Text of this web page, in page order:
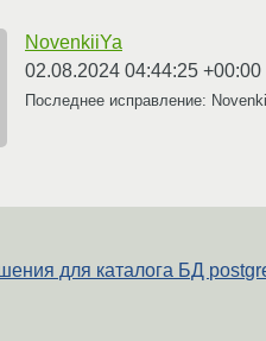
NovenkiiYa
02.08.2024 04:44:25 +00:00
Последнее исправление:
для каталога БД